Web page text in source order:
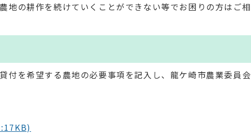
地の耕作を続けていくことができない等でお困りの方はご相
付を希望する農地の必要事項を記入し、龍ケ崎市農業委員会